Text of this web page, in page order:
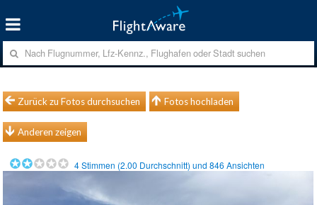
Zurück zu Fotos durchsuchen Fotos hochladen
Anderen zeigen
4Stimmen (2.00 Durchschnitt) und846 Ansichten